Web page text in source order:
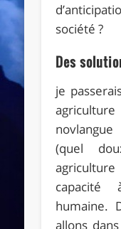
société ?
Des
je
(quel
humaine.
allons